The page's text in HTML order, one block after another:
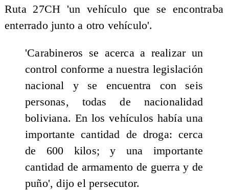
Ruta 27CH 'un vehículo que se encontraba
enterrado junto a otro vehículo'.
'Carabineros se acerca a realizar un
control conforme a nuestra legislación
nacional y se encuentra con seis
personas, todas de nacionalidad
boliviana. En los vehículos había una
importante cantidad de droga: cerca
de 600 kilos; y una importante
cantidad de armamento de guerra y de
puño', dijo el persecutor.